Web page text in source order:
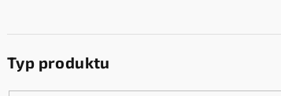
Typ produktu